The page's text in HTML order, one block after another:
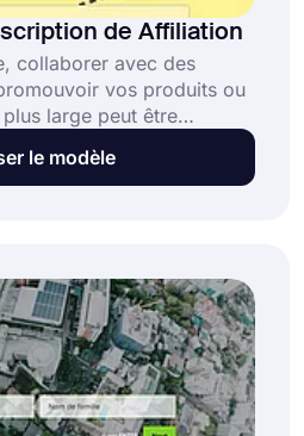
de Affiliation
collaborer avec des
vos produits ou
large peut être
d'inscription
appelé formulaire
utilisé pour évaluer
potentiels.
le modèle